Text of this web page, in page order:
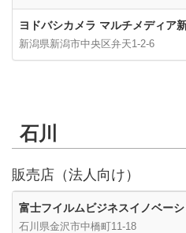
ヨドバシカメラ マルチメディア
新潟県新潟市中央区弁天1-2-6
石川
販売店（法人向け）
富士フイルムビジネスイノベー
石川県金沢市中橋町11-18